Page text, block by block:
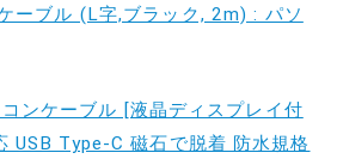
ーブル (L字,ブラック, 2m) : パソ
ンケーブル [液晶ディスプレイ付
USB Type-C 磁石で脱着 防水規格